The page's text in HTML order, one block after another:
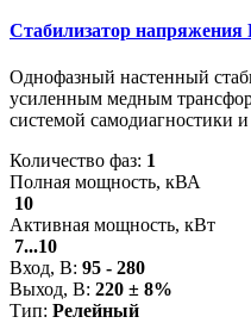
Стабилизатор напряжения
Однофазный настенный
усиленным медным
системой самодиагностики
Количество фаз: 1
Полная мощность, кВА
10
Активная мощность, кВт
7...10
Вход, В: 95 - 280
Выход, В: 220 ± 8%
Тип: Релейный